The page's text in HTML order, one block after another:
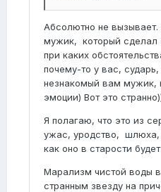
Абсолютно не
мужик, который сделал
при каких
почему-то у вас,
незнакомый вам мужик,
эмоции) Вот это
Я полагаю, что это из
ужас, уродство, шлюха,
как оно в старости
Марализм чистой воды в
странным звезду на